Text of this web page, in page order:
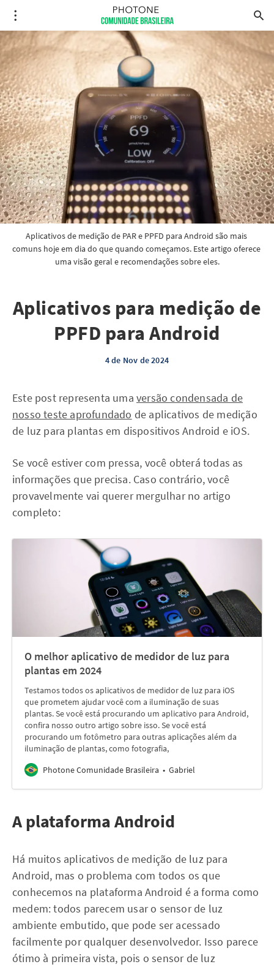
Aplicativos de medição de PAR e PPFD para Android são mais
comuns hoje em dia do que quando começamos. Este artigo oferece
uma visão geral e recomendações sobre eles.
Aplicativos para medição de
PPFD para Android
4 de Nov de 2024
Este post representa uma versão condensada de
nosso teste aprofundado de aplicativos de medição
de luz para plantas em dispositivos Android e iOS.
Se você estiver com pressa, você obterá todas as
informações que precisa. Caso contrário, você
provavelmente vai querer mergulhar no artigo
completo:
O melhor aplicativo de medidor de luz para
plantas em 2024
Testamos todos os aplicativos de medidor de luz para iOS
que prometem ajudar você com a iluminação de suas
plantas. Se você está procurando um aplicativo para Android,
confira nosso outro artigo sobre isso. Se você está
procurando um fotômetro para outras aplicações além da
iluminação de plantas, como fotografia,
Photone Comunidade Brasileira
Gabriel
A plataforma Android
Há muitos aplicativos de medição de luz para
Android, mas o problema com todos os que
conhecemos na plataforma Android é a forma como
medem: todos parecem usar o sensor de luz
ambiente embutido, que pode ser acessado
facilmente por qualquer desenvolvedor. Isso parece
ótimo à primeira vista, pois o sensor de luz